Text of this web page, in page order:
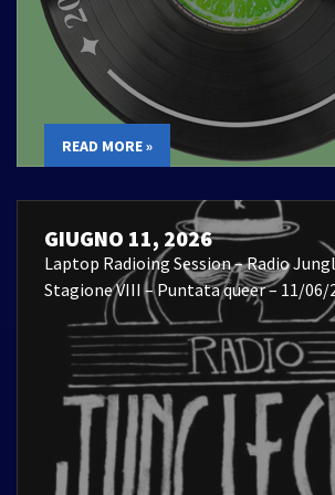
READ MORE »
GIUGNO 11, 2026
Laptop Radioing Session – Radio
Stagione VIII – Puntata queer – 11/06/